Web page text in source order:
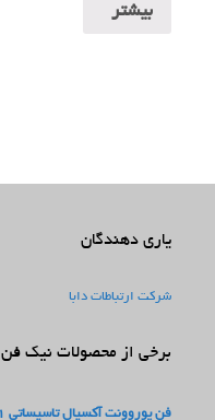
بیشتر
یاری دهندگان
شرکت ارتباطات دابا
برخی از محصولات نیک فن
فن یوروونت آکسیال تاسیساتی 2021